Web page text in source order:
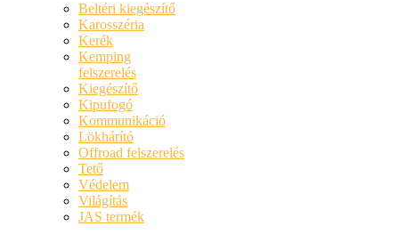
Beltéri kiegészítő
Karosszéria
Kerék
Kemping
felszerelés
Kiegészítő
Kipufogó
Kommunikáció
Lökhárító
Offroad felszerelés
Tető
Védelem
Világítás
JAS termék